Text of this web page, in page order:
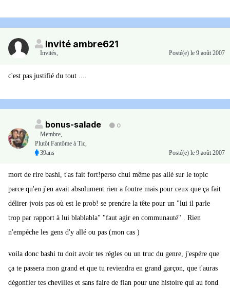
Invité ambre621
Invités Posté(e) le 9 août 2007
c'est pas justifié du tout ....
bonus-salade
0
Membre
Plutôt Fantôme à Tic,
39ans
Posté(e) le 9 août 2007
mort de rire bashi, t'as fait fort!perso chui même pas allé sur le topic
parce qu'en j'en avait absolument rien a foutre mais pour ceux que ça fait
délirer jvois pas où est le prob! se prendre la tête pour un "lui il parle
trop par rapport à lui blablabla" "faut agir en communauté" . Rien
n'empéche les gens d'y allé ou pas (mon cas )
voila donc bashi tu doit avoir tes régles ou un truc du genre, j'espére que
ça te passera mon grand et que tu reviendra en grand garçon, que t'auras
dégonfler tes chevilles et sans faire de flan pour une histoire qui au fond